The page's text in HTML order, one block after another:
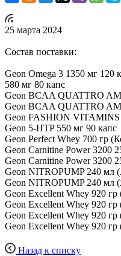
25 марта 2024
Состав поставки:
Geon Omega 3 1350 мг 120
580 мг 80 капс
Geon BCAA QUATTRO
Geon BCAA QUATTRO
Geon FASHION VITAMINS
Geon 5-HTP 550 мг 90 капс
Geon Perfect Whey 700 гр
Geon Carnitine Power 3200
Geon Carnitine Power 3200
Geon NITROPUMP 240 мл
Geon NITROPUMP 240 мл
Geon Excellent Whey 920
Geon Excellent Whey 920
Geon Excellent Whey 920
Geon Excellent Whey 920 гр
Назад к списку